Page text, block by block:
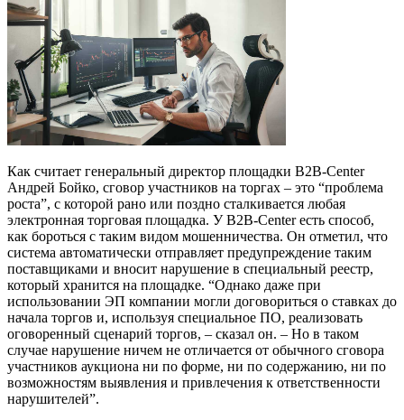
Как считает генеральный директор площадки B2B-Center
Андрей Бойко, сговор участников на торгах – это “проблема
роста”, с которой рано или поздно сталкивается любая
электронная торговая площадка. У B2B-Center есть способ,
как бороться с таким видом мошенничества. Он отметил, что
система автоматически отправляет предупреждение таким
поставщиками и вносит нарушение в специальный реестр,
который хранится на площадке. “Однако даже при
использовании ЭП компании могли договориться о ставках до
начала торгов и, используя специальное ПО, реализовать
оговоренный сценарий торгов, – сказал он. – Но в таком
случае нарушение ничем не отличается от обычного сговора
участников аукциона ни по форме, ни по содержанию, ни по
возможностям выявления и привлечения к ответственности
нарушителей”.